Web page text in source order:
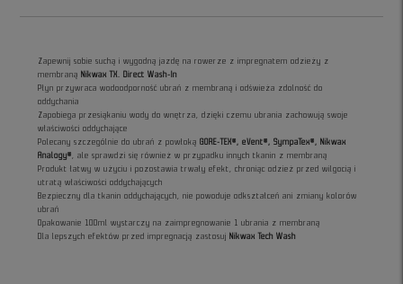
Zapewnij sobie suchą i wygodną jazdę na rowerze z impregnatem odzieży z
membraną Nikwax TX. Direct Wash-In
Płyn przywraca wodoodporność ubrań z membraną i odświeża zdolność do
oddychania
Zapobiega przesiąkaniu wody do wnętrza, dzięki czemu ubrania zachowują swoje
właściwości oddychające
Polecany szczególnie do ubrań z powłokąGORE-TEX®, eVent®, SympaTex®, Nikwax
Analogy®, ale sprawdzi się również w przypadku innych tkanin z membraną
Produkt łatwy w użyciu i pozostawia trwały efekt, chroniąc odzież przed wilgocią i
utratą właściwości oddychających
Bezpieczny dla tkanin oddychających, nie powoduje odkształceń ani zmiany kolorów
ubrań
Opakowanie 100ml wystarczy na zaimpregnowanie 1 ubrania z membraną
Dla lepszych efektów przed impregnacją zastosuj Nikwax Tech Wash